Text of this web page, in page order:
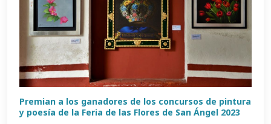
Premian a los ganadores de los concursos de pintura
y poesía de la Feria de las Flores de San Ángel 2023